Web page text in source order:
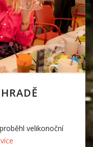
velikonoční